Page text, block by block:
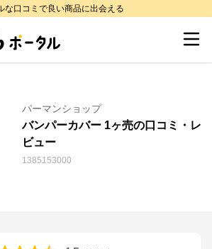
な口コミで良い商品に出会える
パーマンショップ
バンパーカバー 1ヶ売の口コミ・レ
ビュー
1385153000